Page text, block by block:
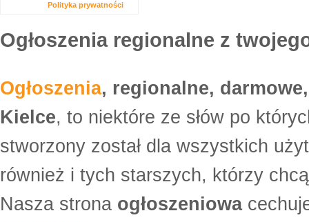
Polityka prywatności
Ogłoszenia regionalne z
Ogłoszenia, regionalne,
Kielce, to niektóre ze słów po
stworzony został dla wszystkich
również i tych starszych, którzy
Nasza strona ogłoszeniowa